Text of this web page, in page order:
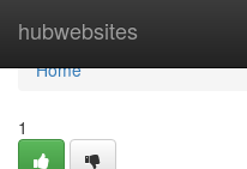
hubwebsites
Home
Home
1